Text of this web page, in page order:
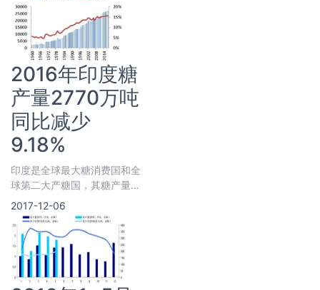
村居民家庭平均每人全年植物
2016年印度糖
产量2770万吨
同比减少
9.18%
印度是全球最大糖消费国和全
球第二大产糖国，其糖产量能
满足国内消费，出口不确定因
素较大；对我国的糖进口有重
大影响，自2015年以来，由
于糖内
2017-12-06